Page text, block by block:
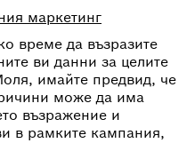
маркетинг
време да възразите
ви данни за целите
имайте предвид, че
може да има
възражение и
в рамките кампания,